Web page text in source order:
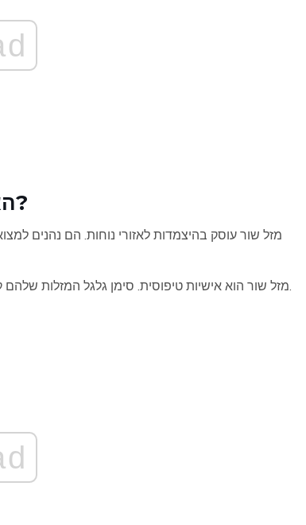
האם מזל שור ודלי תואמים אהבה?
מזל שור עוסק בהיצמדות לאזורי נוחות. הם נהנים
מזל שור הוא אישיות טיפוסית. סימן גלגל המזלות שלהם קשור לכרטיס הטארוט הירופנט, המייצג מסורות והתאמה.